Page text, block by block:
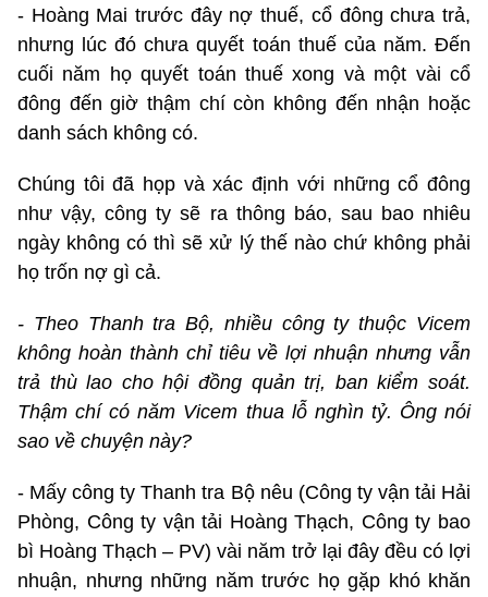
- Hoàng Mai trước đây nợ thuế, cổ đông chưa trả,
nhưng lúc đó chưa quyết toán thuế của năm. Đến
cuối năm họ quyết toán thuế xong và một vài cổ
đông đến giờ thậm chí còn không đến nhận hoặc
danh sách không có.
Chúng tôi đã họp và xác định với những cổ đông
như vậy, công ty sẽ ra thông báo, sau bao nhiêu
ngày không có thì sẽ xử lý thế nào chứ không phải
họ trốn nợ gì cả.
- Theo Thanh tra Bộ, nhiều công ty thuộc Vicem
không hoàn thành chỉ tiêu về lợi nhuận nhưng vẫn
trả thù lao cho hội đồng quản trị, ban kiểm soát.
Thậm chí có năm Vicem thua lỗ nghìn tỷ. Ông nói
sao về chuyện này?
- Mấy công ty Thanh tra Bộ nêu (Công ty vận tải Hải
Phòng, Công ty vận tải Hoàng Thạch, Công ty bao
bì Hoàng Thạch – PV) vài năm trở lại đây đều có lợi
nhuận, nhưng những năm trước họ gặp khó khăn